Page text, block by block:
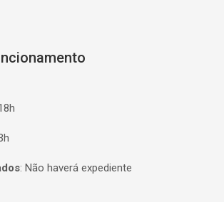
: Não haverá expediente